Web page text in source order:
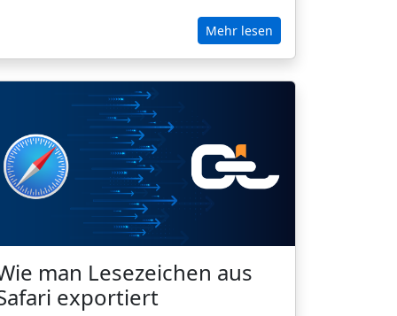
Bookmark Ninja - es ist ein echter Kampf,
Links zu organisieren. Warum scheitern
um endlich die Kontrolle über Ihre
gespeicherten Inhalte zu übernehmen?
Mehr lesen
man Lesezeichen aus
exportiert